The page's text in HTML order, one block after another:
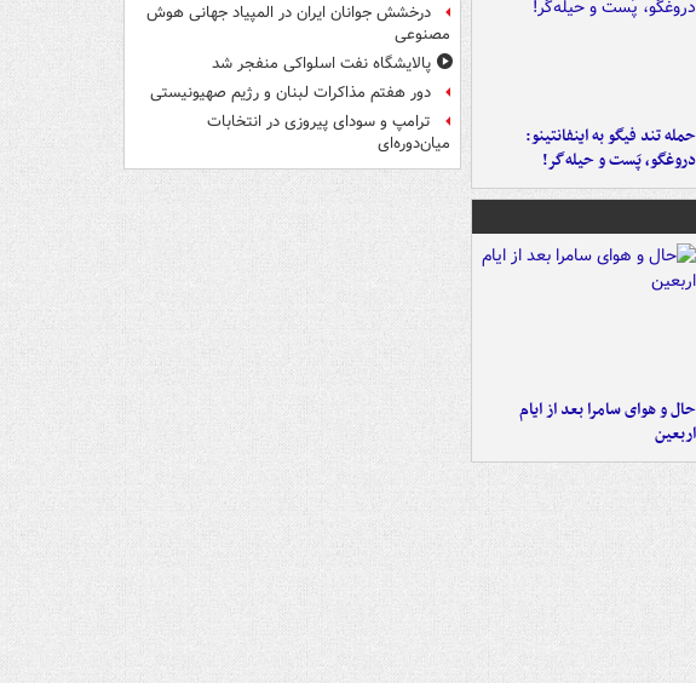
حمله تند فیگو به اینفانتینو:
دروغگو، پَست‌ و حیله‌گر!
حال و هوای سامرا بعد از ایام
اربعین
درخشش جوانان ایران در المپیاد جهانی هوش
مصنوعی
پالایشگاه نفت اسلواکی منفجر شد
دور هفتم مذاکرات لبنان و رژیم صهیونیستی
ترامپ و سودای پیروزی در انتخابات
میان‌دوره‌ای